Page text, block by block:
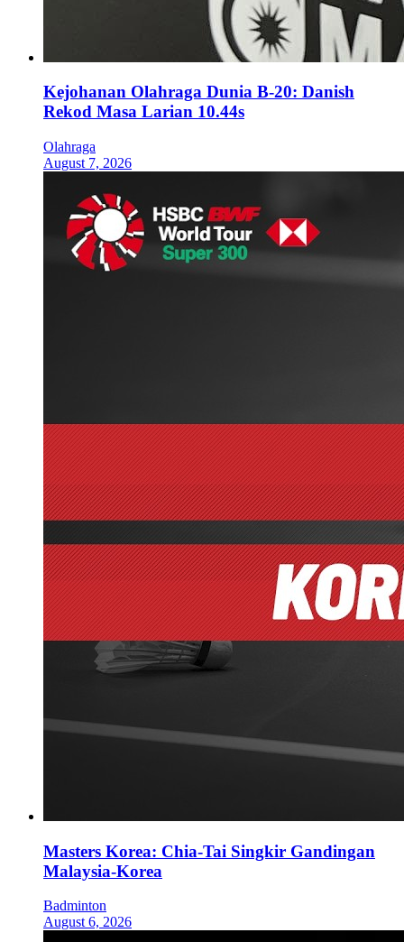
Kejohanan Olahraga Dunia B-20: Danish
Rekod Masa Larian 10.44s
Olahraga
August 7, 2026
Masters Korea: Chia-Tai Singkir Gandingan
Malaysia-Korea
Badminton
August 6, 2026